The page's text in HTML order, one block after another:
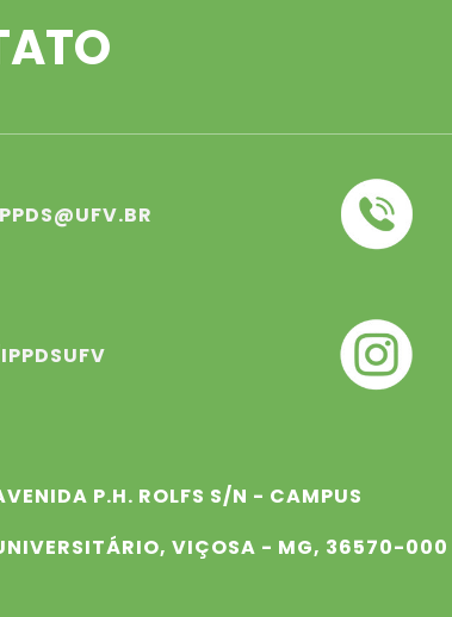
P.H. ROLFS S/N - CAMPUS
VIÇOSA - MG, 36570-000